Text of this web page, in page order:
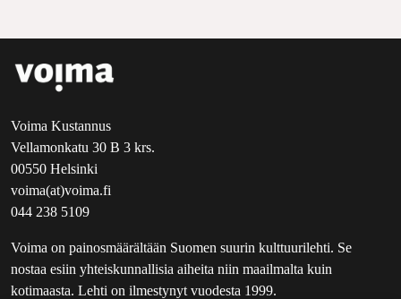
Voima Kustannus
Vellamonkatu 30 B 3 krs.
00550 Helsinki
voima(at)voima.fi
044 238 5109
Voima on painosmäärältään Suomen suurin kulttuurilehti. Se
nostaa esiin yhteiskunnallisia aiheita niin maailmalta kuin
kotimaasta. Lehti on ilmestynyt vuodesta 1999.